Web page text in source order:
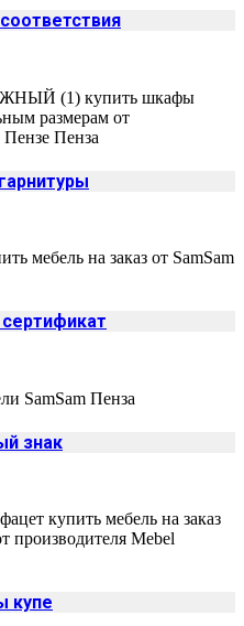
знак
купе